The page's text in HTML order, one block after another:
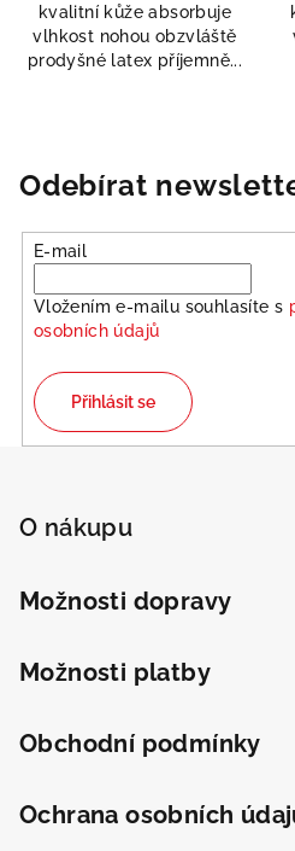
kvalitní kůže absorbuje
vlhkost nohou obzvláště
prodyšné latex příjemně...
Odebírat
E-mail
Vložením e-mailu souhlasíte s
osobních údajů
Přihlásit se
O nákupu
Možnosti dopravy
Možnosti platby
Obchodní podmínky
Ochrana osobních